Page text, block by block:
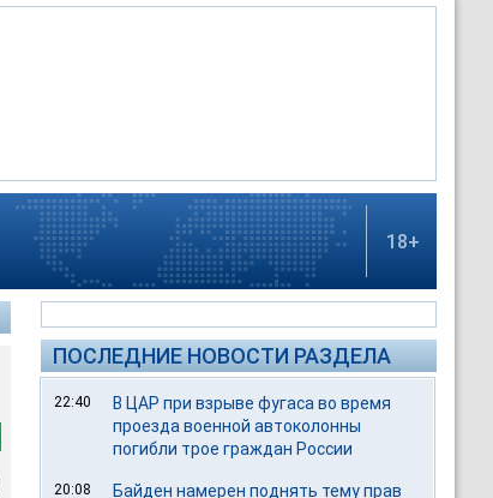
18+
ПОСЛЕДНИЕ НОВОСТИ РАЗДЕЛА
22:40
В ЦАР при взрыве фугаса во время
проезда военной автоколонны
погибли трое граждан России
20:08
Байден намерен поднять тему прав